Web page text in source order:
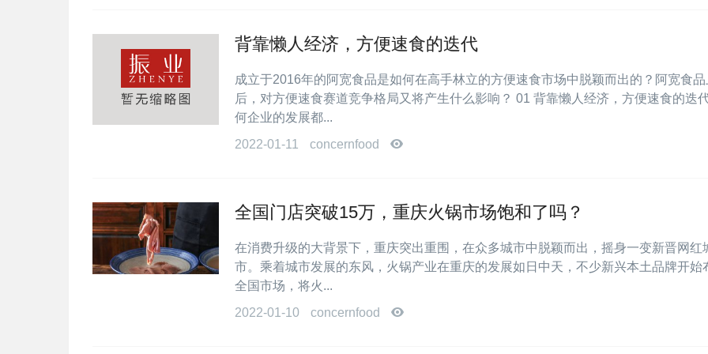
背靠懒人经济，方便速食的迭代
成立于2016年的阿宽食品是如何在高手林立的方便速食市场中脱颖而出的？阿宽食
后，对方便速食赛道竞争格局又将产生什么影响？ 01 背靠懒人经济，方便速食的迭
何企业的发展都...
2022-01-11
concernfood
全国门店突破15万，重庆火锅市场饱和了吗？
在消费升级的大背景下，重庆突出重围，在众多城市中脱颖而出，摇身一变新晋网红
市。乘着城市发展的东风，火锅产业在重庆的发展如日中天，不少新兴本土品牌开始
全国市场，将火...
2022-01-10
concernfood